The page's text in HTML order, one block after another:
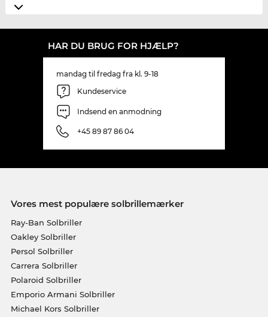
HAR DU BRUG FOR HJÆLP?
mandag til fredag fra kl. 9-18
Kundeservice
Indsend en anmodning
+45 89 87 86 04
Vores mest populære solbrillemærker
Ray-Ban Solbriller
Oakley Solbriller
Persol Solbriller
Carrera Solbriller
Polaroid Solbriller
Emporio Armani Solbriller
Michael Kors Solbriller